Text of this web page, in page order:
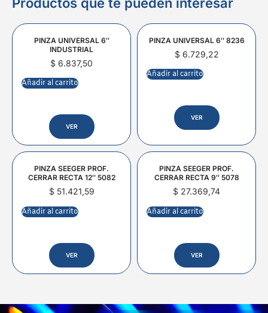
PINZA UNIVERSAL 6″
INDUSTRIAL
$ 6.837,50
Añadir al carrito
VER
PINZA UNIVERSAL 6″ 8236
$6.729,22
Añadir al carrito
VER
PINZA SEEGER PROF.
CERRAR RECTA 12″ 5082
$51.421,59
Añadir al carrito
VER
PINZA SEEGER PROF.
CERRAR RECTA 9″ 5078
$ 27.369,74
Añadir al carrito
VER